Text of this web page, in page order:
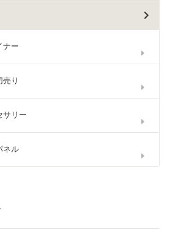
ナー
売り
サリー
ネル